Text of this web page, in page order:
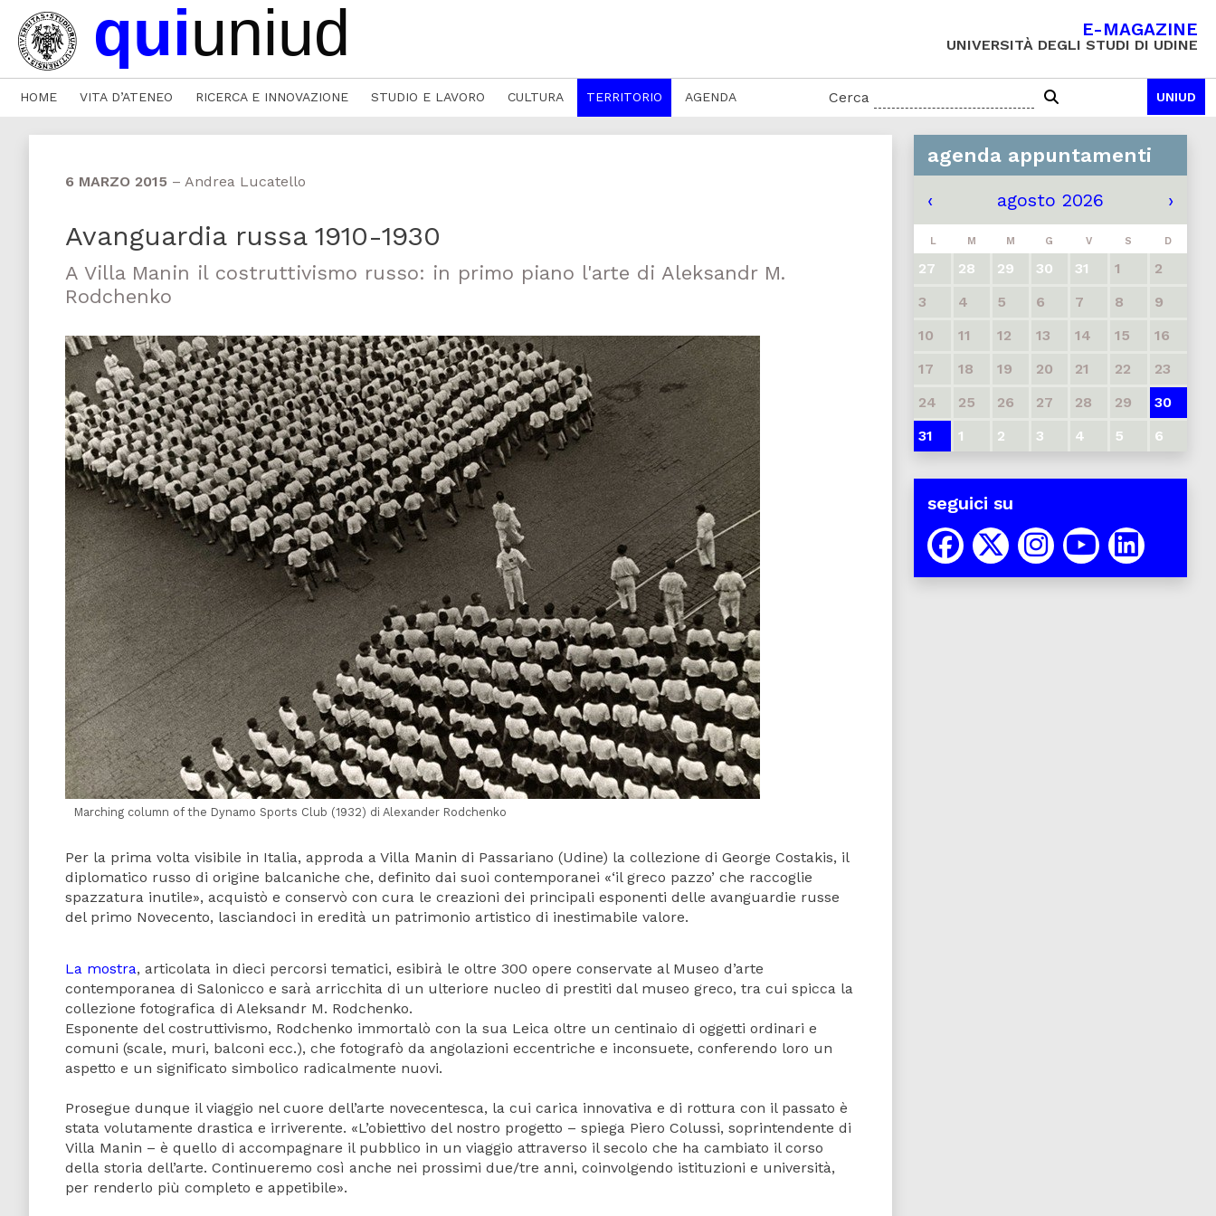
E-MAGAZINE
UNIVERSITÀ DEGLI STUDI DI UDINE
HOME VITA D’ATENEO RICERCA E INNOVAZIONE STUDIO E LAVORO CULTURA TERRITORIO AGENDA Cerca UNIUD
6 MARZO 2015 – Andrea Lucatello
Avanguardia russa 1910-1930
A Villa Manin il costruttivismo russo: in primo piano l'arte di Aleksandr M.
Rodchenko
Marching column of the Dynamo Sports Club (1932) di Alexander Rodchenko
Per la prima volta visibile in Italia, approda a Villa Manin di Passariano (Udine) la collezione di George Costakis, il
diplomatico russo di origine balcaniche che, definito dai suoi contemporanei «‘il greco pazzo’ che raccoglie
spazzatura inutile», acquistò e conservò con cura le creazioni dei principali esponenti delle avanguardie russe
del primo Novecento, lasciandoci in eredità un patrimonio artistico di inestimabile valore.
La mostra, articolata in dieci percorsi tematici, esibirà le oltre 300 opere conservate al Museo d’arte
contemporanea di Salonicco e sarà arricchita di un ulteriore nucleo di prestiti dal museo greco, tra cui spicca la
collezione fotografica di Aleksandr M. Rodchenko.
Esponente del costruttivismo, Rodchenko immortalò con la sua Leica oltre un centinaio di oggetti ordinari e
comuni (scale, muri, balconi ecc.), che fotografò da angolazioni eccentriche e inconsuete, conferendo loro un
aspetto e un significato simbolico radicalmente nuovi.
Prosegue dunque il viaggio nel cuore dell’arte novecentesca, la cui carica innovativa e di rottura con il passato è
stata volutamente drastica e irriverente. «L’obiettivo del nostro progetto – spiega Piero Colussi, soprintendente di
Villa Manin – è quello di accompagnare il pubblico in un viaggio attraverso il secolo che ha cambiato il corso
della storia dell’arte. Continueremo così anche nei prossimi due/tre anni, coinvolgendo istituzioni e università,
per renderlo più completo e appetibile».
agenda appuntamenti
‹ agosto 2026 ›
L M M G V S D
27 28 29 30 31 1
2
3
4 5 6 7 8
9
10
11 12 13 14 15
16
17
18 19 20 21 22
23
24
25 26 27 28 29
30
31
1 2 3 4 5 6
seguici su